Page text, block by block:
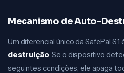
Mecanismo de Auto-
Um diferencial único da SafePal S1
destruição. Se o dispositivo
seguintes condições, ele apaga